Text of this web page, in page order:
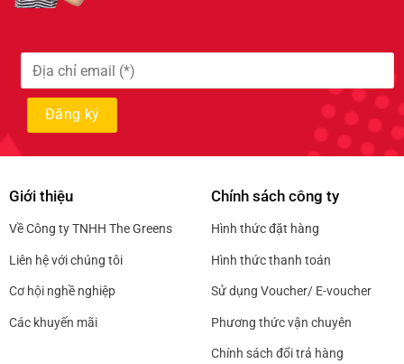
Giới thiệu
Về Công ty TNHH The Greens
Liên hệ với chúng tôi
Cơ hội nghề nghiệp
Các khuyến mãi
Chính sách công ty
Hình thức đặt hàng
Hình thức thanh toán
Sử dụng Voucher/ E-voucher
Phương thức vận chuyên
Chính sách đổi trả hàng